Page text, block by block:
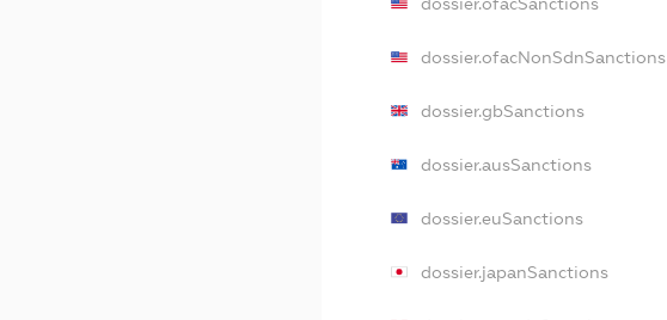
dossier.ofacSanctions
dossier.ofacNonSdnSanctions
dossier.gbSanctions
dossier.ausSanctions
dossier.euSanctions
dossier.japanSanctions